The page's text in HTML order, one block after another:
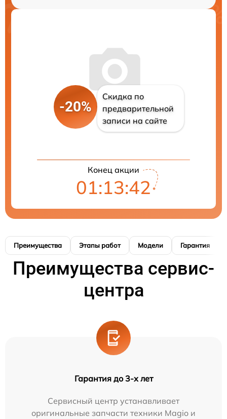
-20%
Скидка по
предварительной
записи на сайте
Конец акции
01:13:41
Преимущества Этапы работ Модели Гарантия
Преимущества сервис-
центра
Гарантия до 3-х лет
Сервисный центр устанавливает
оригинальные запчасти техники Magio и